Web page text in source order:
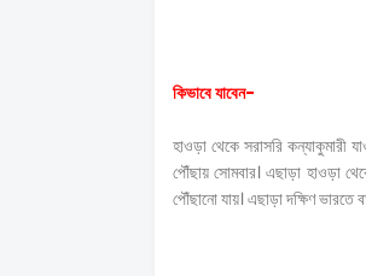
কিভাবে যাবেন-
হাওড়া থেকে সরাসরি কন্যাকুমারী
পৌঁছায় সোমবার। এছাড়া হাওড়া
পৌঁছানো যায়। এছাড়া দক্ষিণ ভারতে